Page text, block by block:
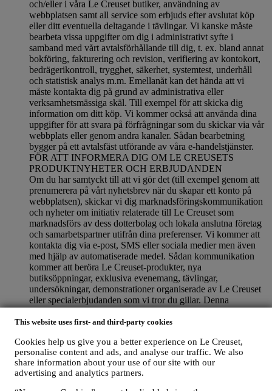
This website uses first- and third-party cookies
Cookies help us give you a better experience on Le Creuset,
personalise content and ads, and analyse our traffic. We also
share information about your use of our site with our
advertising and analytics partners.
och/eller i våra Le Creuset butiker, användning av
webbplatsen samt all service som erbjuds efter avslutat köp
eller ditt eventuella deltagande i tävlingar. Vi kanske måste
bearbeta vissa uppgifter om dig i administrativt syfte i
samband med vårt avtalsförhållande till dig, t. ex. bland annat
bokföring, fakturering och revision, verifiering av kontokort,
bedrägerikontroll, trygghet, säkerhet, systemtest, underhåll
och statistisk analys m.m. Emellanåt kan det hända att vi
måste kontakta dig på grund av administrativa eller
verksamhetsmässiga skäl. Till exempel för att skicka dig
information om ditt köp. Vi kommer också att använda dina
uppgifter för att svara på förfrågningar som du skickar via vår
webbplats eller genom andra kanaler. Sådan bearbetning
bygger på ett avtalsfäst utförande av våra e-handelstjänster.
FÖR ATT INFORMERA DIG OM LE CREUSETS
PRODUKTNYHETER OCH ERBJUDANDEN
Om du har samtyckt till att vi gör det (till exempel genom att
prenumerera på vårt nyhetsbrev när du skapar ett konto på
webbplatsen), skickar vi dig marknadsföringskommunikation
och nyheter om initiativ relaterade till Le Creuset som
marknadsförs av dess dotterbolag och lokala anslutna företag
och samarbetspartner utifrån dina preferenser. Vi kommer att
kontakta dig via e-post, SMS eller sociala medier men även
med hjälp av automatiserade medel. Sådan kommunikation
kommer att beröra Le Creuset-produkter, nya
butiksöppningar, exklusiva evenemang, tävlingar,
undersökningar, demonstrationer organiserade av Le Creuset
eller specialerbjudanden som vi tror du gillar. Denna
kommunikation kan väljas ut eller anpassas efter dig baserat
på de uppgifter vi har om dig som exempelvis din plats eller
kommer att använda dina uppgifter för att få en bättre
förståelse för dina intressen. Detta gör vår kommunikation
med dig mer personlig, relevant och intressant för dig. Det
kommer inte att ha några andra effekter. Vi samlar också in
statistik om e-postöppning och klick med hjälp av branschens